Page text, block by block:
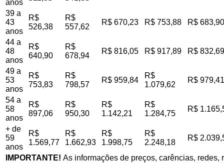
anos
39 a
43
anos
R$
526,38
R$
557,62
R$ 670,23 R$ 753,88 R$ 683,90
44 a
48
anos
R$
640,90
R$
678,94
R$ 816,05 R$ 917,89 R$ 832,69
49 a
53
anos
R$
753,83
R$
798,57
R$ 959,84
R$
1.079,62
R$ 979,41
54 a
58
anos
R$
897,06
R$
950,30
R$
1.142,21
R$
1.284,75
R$
+ de
59
anos
R$
1.569,77
R$
1.662,93
R$
1.998,75
R$
2.248,18
R$
IMPORTANTE! As informações de preços, carências,